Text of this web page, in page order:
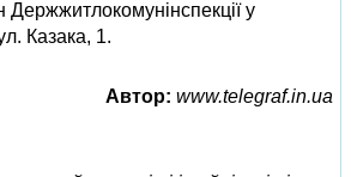
у
Казака, 1.
Автор: www.telegraf.in.ua